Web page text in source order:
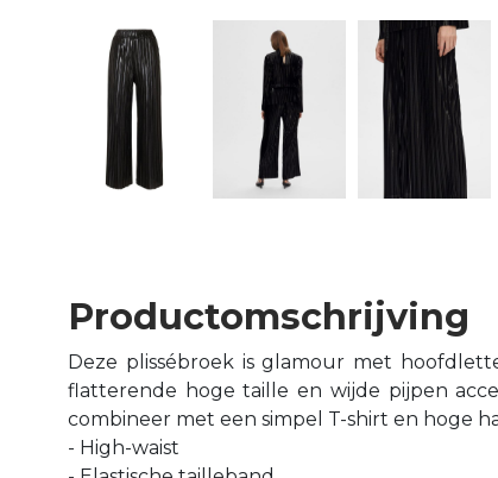
Productomschrijving
Deze plissébroek is glamour met
flatterende hoge taille en wijde pijpen
combineer met een simpel T-shirt en hoge
- High-waist